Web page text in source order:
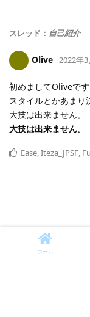
スレッド： 自己紹介
Olive 2022年3
初めましてOliveです
スタイルとかあまり
大技は出来ません。
大技は出来ません。
Ease,Iteza_JPSF,
ホーム